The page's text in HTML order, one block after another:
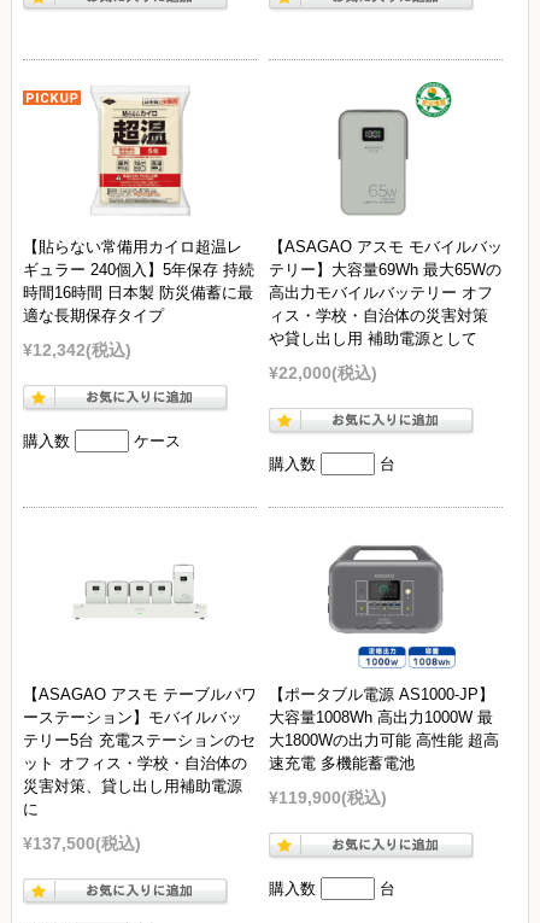
【貼らない常備用カイロ超温レ
ギュラー 240個入】5年保存 持続
時間16時間 日本製 防災備蓄に最
適な長期保存タイプ
¥12,342(税込)
購入数 ケース
【ASAGAO アスモ モバイルバッ
テリー】大容量69Wh 最大65Wの
高出力モバイルバッテリー オフ
ィス・学校・自治体の災害対策
や貸し出し用 補助電源として
¥22,000(税込)
購入数 台
【ASAGAO アスモ テーブルパワ
ーステーション】モバイルバッ
テリー5台 充電ステーションのセ
ット オフィス・学校・自治体の
災害対策、貸し出し用補助電源
に
¥137,500(税込)
【ポータブル電源 AS1000-JP】
大容量1008Wh 高出力1000W 最
大1800Wの出力可能 高性能 超高
速充電 多機能蓄電池
¥119,900(税込)
購入数 台